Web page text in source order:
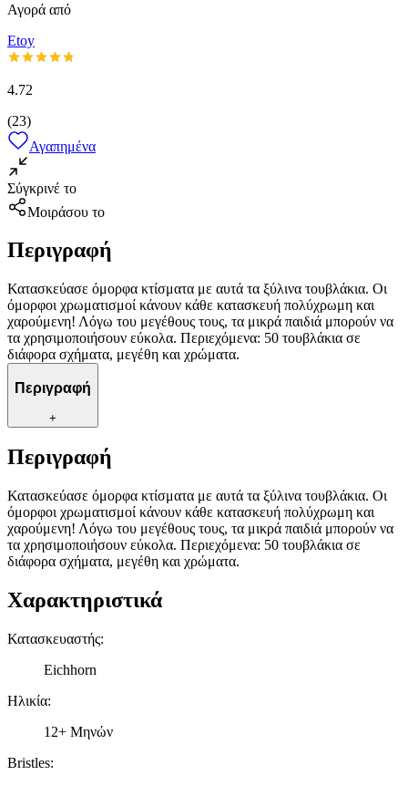
Αγορά από
Etoy
4.72
(23)
Αγαπημένα
Σύγκρινέ το
Μοιράσου το
Περιγραφή
Κατασκεύασε όμορφα κτίσματα με αυτά τα ξύλινα τουβλάκια. Οι
όμορφοι χρωματισμοί κάνουν κάθε κατασκευή πολύχρωμη και
χαρούμενη! Λόγω του μεγέθους τους, τα μικρά παιδιά μπορούν να
τα χρησιμοποιήσουν εύκολα. Περιεχόμενα: 50 τουβλάκια σε
διάφορα σχήματα, μεγέθη και χρώματα.
Περιγραφή
+
Περιγραφή
Κατασκεύασε όμορφα κτίσματα με αυτά τα ξύλινα τουβλάκια. Οι
όμορφοι χρωματισμοί κάνουν κάθε κατασκευή πολύχρωμη και
χαρούμενη! Λόγω του μεγέθους τους, τα μικρά παιδιά μπορούν να
τα χρησιμοποιήσουν εύκολα. Περιεχόμενα: 50 τουβλάκια σε
διάφορα σχήματα, μεγέθη και χρώματα.
Χαρακτηριστικά
Κατασκευαστής:
Eichhorn
Ηλικία:
12+ Μηνών
Bristles: